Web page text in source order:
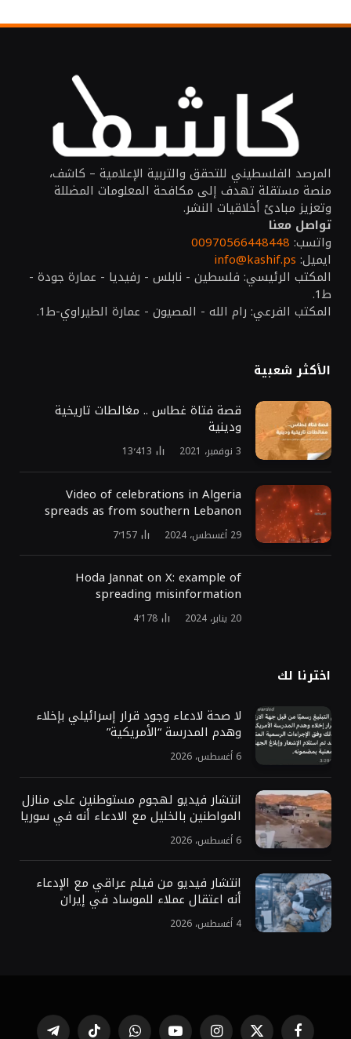
المرصد الفلسطيني للتحقق والتربية الإعلامية – كاشف،
منصة مستقلة تهدف إلى مكافحة المعلومات المضللة
وتعزيز مبادئ أخلاقيات النشر.
تواصل معنا
واتسب: 00970566448448
ايميل: info@kashif.ps
المكتب الرئيسي: فلسطين - نابلس - رفيديا - عمارة جودة -
ط1.
المكتب الفرعي: رام الله - المصيون - عمارة الطيراوي-ط1.
الأكثر شعبية
قصة فتاة غطاس .. مغالطات تاريخية
ودينية
3 نوفمبر، 2021 13٬413
Video of celebrations in Algeria
spreads as from southern Lebanon
29 أغسطس، 2024 7٬157
Hoda Jannat on X: example of
spreading misinformation
20 يناير، 2024 4٬178
اخترنا لك
لا صحة لادعاء وجود قرار إسرائيلي بإخلاء
وهدم المدرسة “الأمريكية”
6 أغسطس، 2026
انتشار فيديو لهجوم مستوطنين على منازل
المواطنين بالخليل مع الادعاء أنه في سوريا
6 أغسطس، 2026
انتشار فيديو من فيلم عراقي مع الإدعاء
أنه اعتقال عملاء للموساد في إيران
4 أغسطس، 2026